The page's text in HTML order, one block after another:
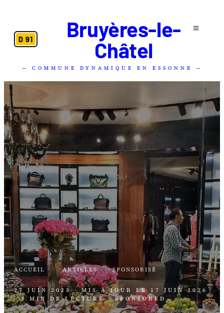
D 91
Bruyères-le-
Châtel
— COMMUNE DYNAMIQUE EN ESSONNE —
ACCUEIL · ARTICLES · SPONSORISÉ
27 JUIN 2025 · MIS À JOUR LE 17 JUIN 2026
· 2 MIN DE LECTURE · SPONSORED